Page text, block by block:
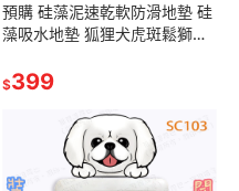
預購 硅藻泥速乾軟防滑地墊 硅
藻吸水地墊 狐狸犬虎斑鬆獅犬
博美馬爾濟斯
$399